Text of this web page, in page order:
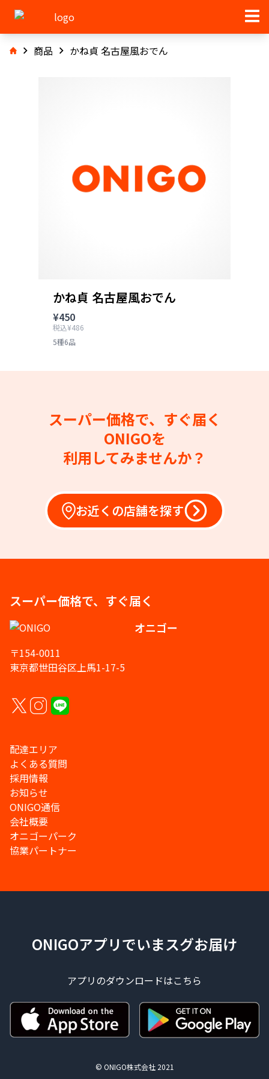
商品 かね貞 名古屋風おでん
かね貞 名古屋風おでん
¥450
税込¥486
5種6品
スーパー価格で、すぐ届く
ONIGOを
利用してみませんか？
お近くの店舗を探す
スーパー価格で、すぐ届く
オニゴー
〒154-0011
東京都世田谷区上馬1-17-5
配達エリア
よくある質問
採用情報
お知らせ
ONIGO通信
会社概要
オニゴーパーク
協業パートナー
ONIGOアプリでいまスグお届け
アプリのダウンロードはこちら
© ONIGO株式会社 2021